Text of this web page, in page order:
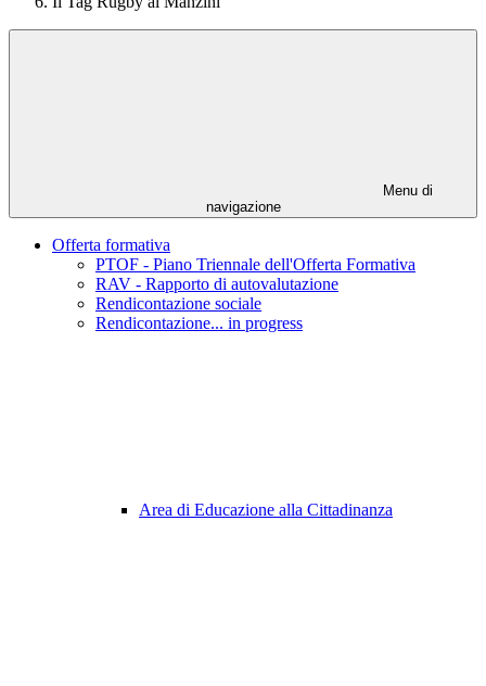
Menu di
navigazione
Offerta formativa
PTOF - Piano Triennale dell'Offerta Formativa
RAV - Rapporto di autovalutazione
Rendicontazione sociale
Rendicontazione... in progress
Area di Educazione alla Cittadinanza